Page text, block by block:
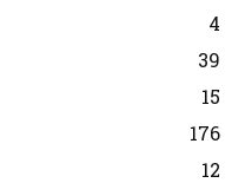
4
39
15
176
12